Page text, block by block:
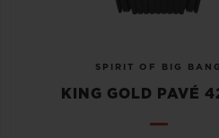
SPIRIT OF BIG BANG
KING GOLD PAVÉ